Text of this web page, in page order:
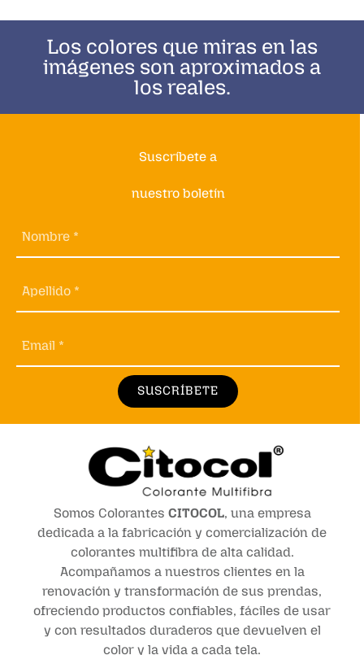
Los colores que miras en las
imágenes son aproximados a
los reales.
Suscríbete a
nuestro boletín
Nombre *
Apellido *
Email *
SUSCRÍBETE
Somos Colorantes CITOCOL, una empresa
dedicada a la fabricación y comercialización de
colorantes multifibra de alta calidad.
Acompañamos a nuestros clientes en la
renovación y transformación de sus prendas,
ofreciendo productos confiables, fáciles de usar
y con resultados duraderos que devuelven el
color y la vida a cada tela.